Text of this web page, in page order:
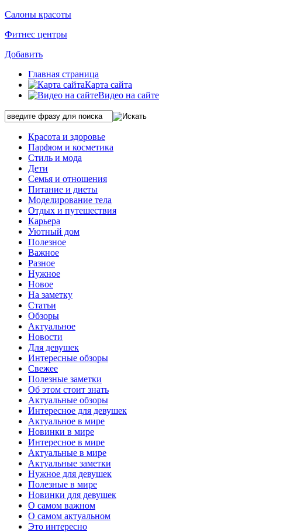
Салоны красоты
Фитнес центры
Добавить
Главная страница
Карта сайта
Видео на сайте
Красота и здоровье
Парфюм и косметика
Стиль и мода
Дети
Семья и отношения
Питание и диеты
Моделирование тела
Отдых и путешествия
Карьера
Уютный дом
Полезное
Важное
Разное
Нужное
Новое
На заметку
Статьи
Обзоры
Актуальное
Новости
Для девушек
Интересные обзоры
Свежее
Полезные заметки
Об этом стоит знать
Актуальные обзоры
Интересное для девушек
Актуальное в мире
Новинки в мире
Интересное в мире
Актуальные в мире
Актуальные заметки
Нужное для девушек
Полезные в мире
Новинки для девушек
О самом важном
О самом актуальном
Это интересно